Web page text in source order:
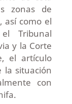
zonas de
así como el
Tribunal
y la Corte
el artículo
la situación
con